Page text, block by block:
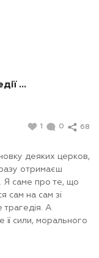
...
1 0 68
деяких церков,
отримаєш
Я саме про те, що
сам на сам зі
трагедія. А
її сили, морального